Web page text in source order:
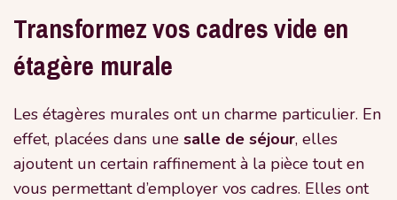
Transformez vos cadres vide en
étagère murale
Les étagères murales ont un charme particulier. En
effet, placées dans une salle de séjour, elles
ajoutent un certain raffinement à la pièce tout en
vous permettant d’employer vos cadres. Elles ont